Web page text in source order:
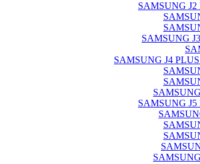
SAMSUNG J2
SAMSUNG
SAMSUNG J4
SAMSUNG J5